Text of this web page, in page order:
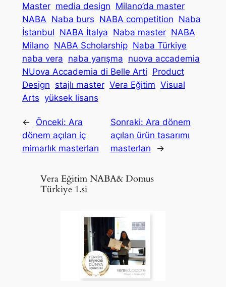
Master media design Milano’da master
NABA Naba burs NABA competition Naba
İstanbul NABA İtalya Naba master NABA
Milano NABA Scholarship Naba Türkiye
naba vera naba yarışma nuova accademia
NUova Accademia di Belle Arti Product
Design stajlı master Vera Eğitim Visual
Arts yüksek lisans
← Önceki: Ara
dönem açılan iç
mimarlık masterları
Sonraki: Ara dönem
açılan ürün tasarımı
masterları
→
Vera Eğitim NABA& Domus
Türkiye 1.si